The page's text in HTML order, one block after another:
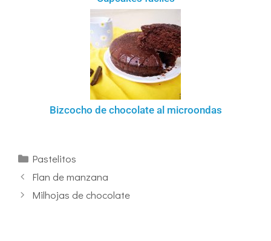
Bizcocho de chocolate al microondas
Pastelitos
Flan de manzana
Milhojas de chocolate